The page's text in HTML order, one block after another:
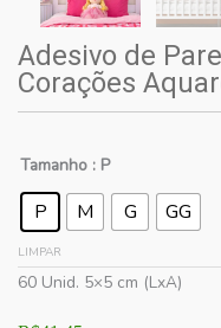
Adesivo de
Corações
Tamanho : P
P M G GG
LIMPAR
60 Unid. 5×5 cm (LxA)